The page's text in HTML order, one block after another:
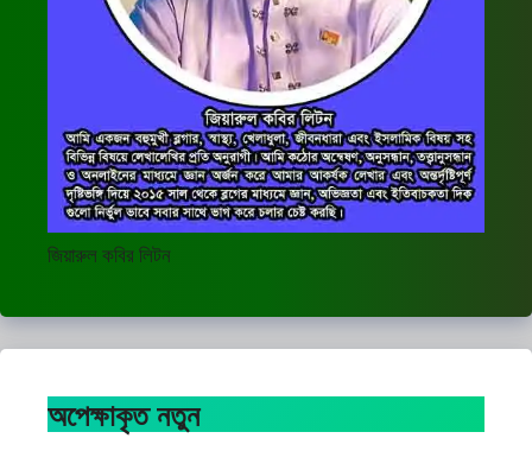
জিয়ারুল কবির লিটন
অপেক্ষাকৃত নতুন